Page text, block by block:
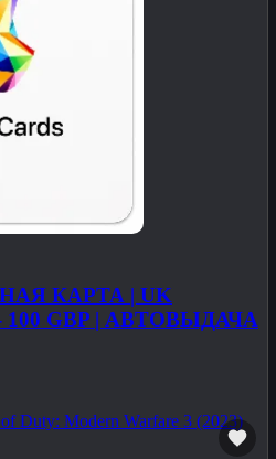
КАРТА | UK
- 100 GBP | АВТОВЫДАЧА